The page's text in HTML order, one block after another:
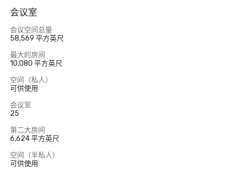
会议室
会议空间总量
58,569 平方英尺
最大的房间
10,080 平方英尺
空间（私人）
可供使用
会议室
25
第二大房间
6,624 平方英尺
空间（半私人）
可供使用